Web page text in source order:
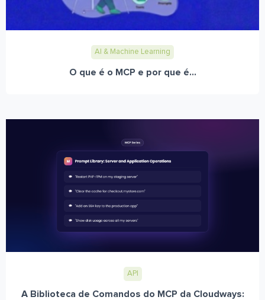
AI & Machine Learning
O que é o MCP e por que é...
API
A Biblioteca de Comandos do MCP da Cloudways: